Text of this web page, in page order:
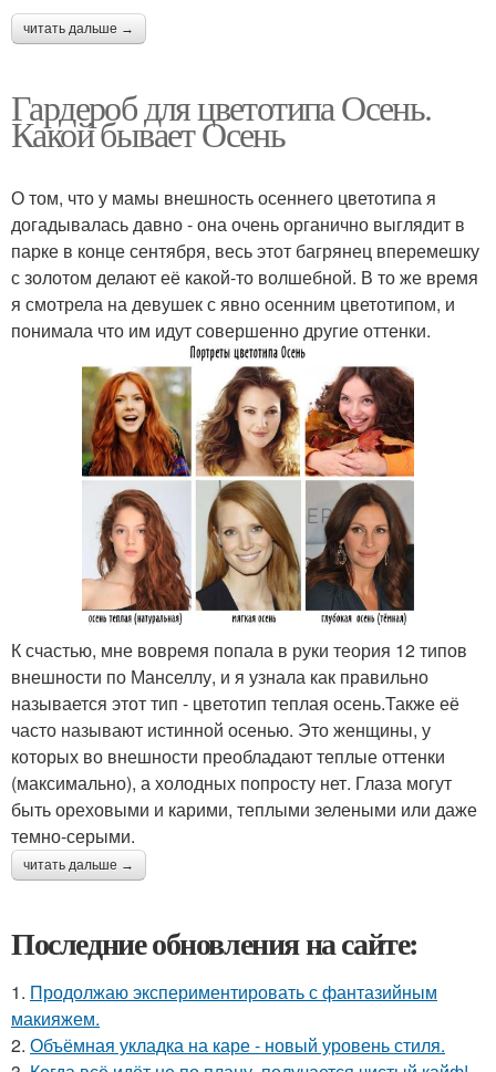
читать дальше →
Гардероб для цветотипа Осень.
Какой бывает Осень
О том, что у мамы внешность осеннего цветотипа я
догадывалась давно - она очень органично выглядит в
парке в конце сентября, весь этот багрянец вперемешку
с золотом делают её какой-то волшебной. В то же время
я смотрела на девушек с явно осенним цветотипом, и
понимала что им идут совершенно другие оттенки.
К счастью, мне вовремя попала в руки теория 12 типов
внешности по Манселлу, и я узнала как правильно
называется этот тип - цветотип теплая осень.Также её
часто называют истинной осенью. Это женщины, у
которых во внешности преобладают теплые оттенки
(максимально), а холодных попросту нет. Глаза могут
быть ореховыми и карими, теплыми зелеными или даже
темно-серыми.
читать дальше →
Последние обновления на сайте:
1. Продолжаю экспериментировать с фантазийным
макияжем.
2. Объёмная укладка на каре - новый уровень стиля.